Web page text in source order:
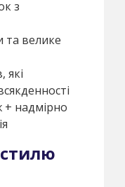
з
та велике
які
+ надмірно
стилю